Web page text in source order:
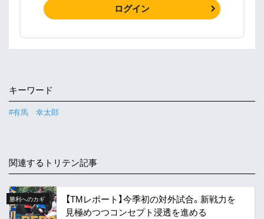
ログイン
キーワード
#有馬 幸太郎
関連するトリテン記事
勝利へのカギ
【TMレポート】今季初の対外試合。新戦力を
見極めつつコンセプト浸透を進める